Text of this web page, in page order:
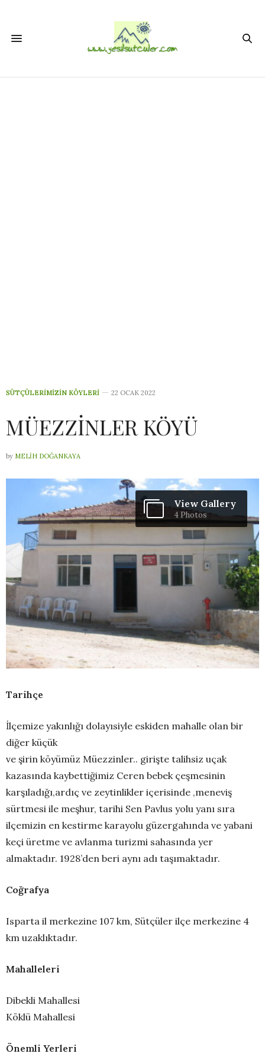
SÜTÇÜLERIMIZIN KÖYLERI 22 OCAK 2022
MÜEZZİNLER KÖYÜ
by MELIH DOĞANKAYA
View Gallery
4 Photos
Tarihçe
İlçemize yakınlığı dolayısiyle eskiden mahalle olan bir
diğer küçük
ve şirin köyümüz Müezzinler.. girişte talihsiz uçak
kazasında kaybettiğimiz Ceren bebek çeşmesinin
karşıladığı,ardıç ve zeytinlikler içerisinde ,meneviş
sürtmesi ile meşhur, tarihi Sen Pavlus yolu yanı sıra
ilçemizin en kestirme karayolu güzergahında ve yabani
keçi üretme ve avlanma turizmi sahasında yer
almaktadır. 1928’den beri aynı adı taşımaktadır.
Coğrafya
Isparta il merkezine 107 km, Sütçüler ilçe merkezine 4
km uzaklıktadır.
Mahalleleri
Dibekli Mahallesi
Köklü Mahallesi
Önemli Yerleri